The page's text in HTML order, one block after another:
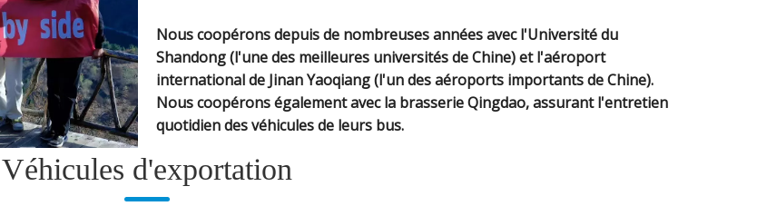
Nous coopérons depuis de nombreuses années avec l'Université du
Shandong (l'une des meilleures universités de Chine) et l'aéroport
international de Jinan Yaoqiang (l'un des aéroports importants de Chine).
Nous coopérons également avec la brasserie Qingdao, assurant l'entretien
quotidien des véhicules de leurs bus.
Véhicules d'exportation